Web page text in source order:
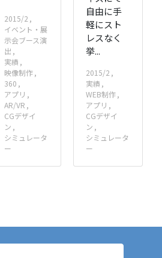
2015/2
イベント・展
示会ブース演
出
実績
映像制作
360
アプリ
AR/VR
CGデザイ
ン
シミュレータ
ー
自由に手
軽にスト
レスなく
挙...
2015/2
実績
WEB制作
アプリ
CGデザイ
ン
シミュレータ
ー